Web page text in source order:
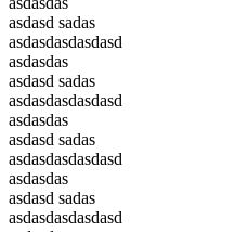
asdasd sadas
asdasdasdasdasd
asdasdas
asdasd sadas
asdasdasdasdasd
asdasdas
asdasd sadas
asdasdasdasdasd
asdasdas
asdasd sadas
asdasdasdasdasd